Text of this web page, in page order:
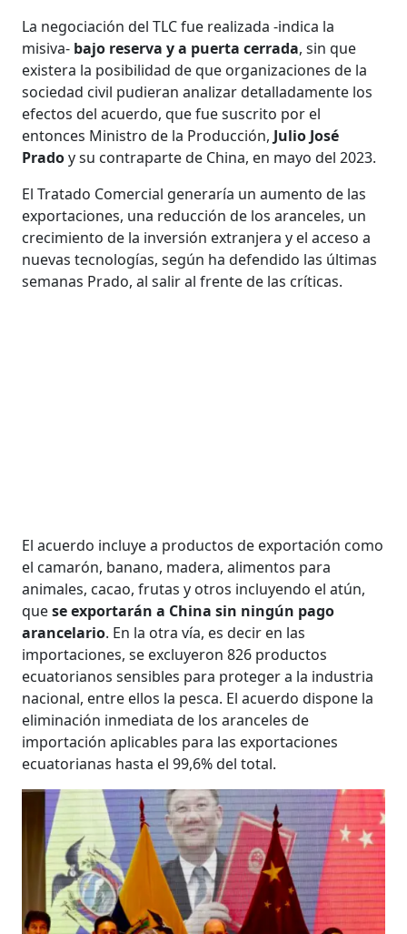
La negociación del TLC fue realizada -indica la
misiva- bajo reserva y a puerta cerrada, sin que
existera la posibilidad de que organizaciones de la
sociedad civil pudieran analizar detalladamente los
efectos del acuerdo, que fue suscrito por el
entonces Ministro de la Producción, Julio José
Pradoy su contraparte de China, en mayo del 2023.
El Tratado Comercial generaría un aumento de las
exportaciones, una reducción de los aranceles, un
crecimiento de la inversión extranjera y el acceso a
nuevas tecnologías, según ha defendido las últimas
semanas Prado, al salir al frente de las críticas.
El acuerdo incluye a productos de exportación como
el camarón, banano, madera, alimentos para
animales, cacao, frutas y otros incluyendo el atún,
quese exportarán a China sin ningún pago
arancelario. En la otra vía, es decir en las
importaciones, se excluyeron 826 productos
ecuatorianos sensibles para proteger a la industria
nacional, entre ellos la pesca. El acuerdo dispone la
eliminación inmediata de los aranceles de
importación aplicables para las exportaciones
ecuatorianas hasta el 99,6% del total.